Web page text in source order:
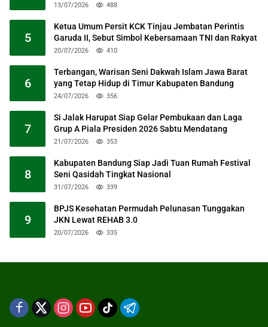
13/07/2026 488
5
Ketua Umum Persit KCK Tinjau Jembatan Perintis
Garuda II, Sebut Simbol Kebersamaan TNI dan Rakyat
20/07/2026 410
6
Terbangan, Warisan Seni Dakwah Islam Jawa Barat
yang Tetap Hidup di Timur Kabupaten Bandung
24/07/2026 356
7
Si Jalak Harupat Siap Gelar Pembukaan dan Laga
Grup A Piala Presiden 2026 Sabtu Mendatang
21/07/2026 353
8
Kabupaten Bandung Siap Jadi Tuan Rumah Festival
Seni Qasidah Tingkat Nasional
31/07/2026 339
9
BPJS Kesehatan Permudah Pelunasan Tunggakan
JKN Lewat REHAB 3.0
20/07/2026 335